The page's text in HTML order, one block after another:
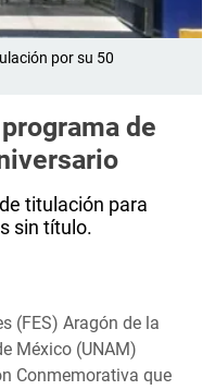
por su 50
de
titulación para
sin título.
(FES) Aragón de la
México (UNAM)
Conmemorativa que